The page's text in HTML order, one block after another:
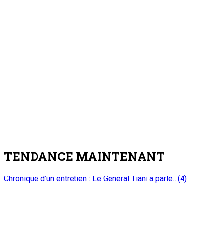
TENDANCE MAINTENANT
Chronique d’un entretien : Le Général Tiani a parlé…(4)